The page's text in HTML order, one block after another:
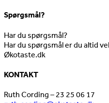
Spørgsmål?
Har du spørgsmål?
Har du spørgsmål er du altid
Økotaste.dk
KONTAKT
Ruth Cording – 23 25 06 17